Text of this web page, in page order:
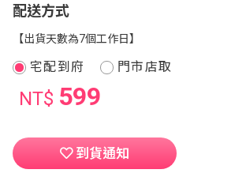
配送方式
【出貨天數為7個工作日】
宅配到府 門市店取
NT$ 599
到貨通知